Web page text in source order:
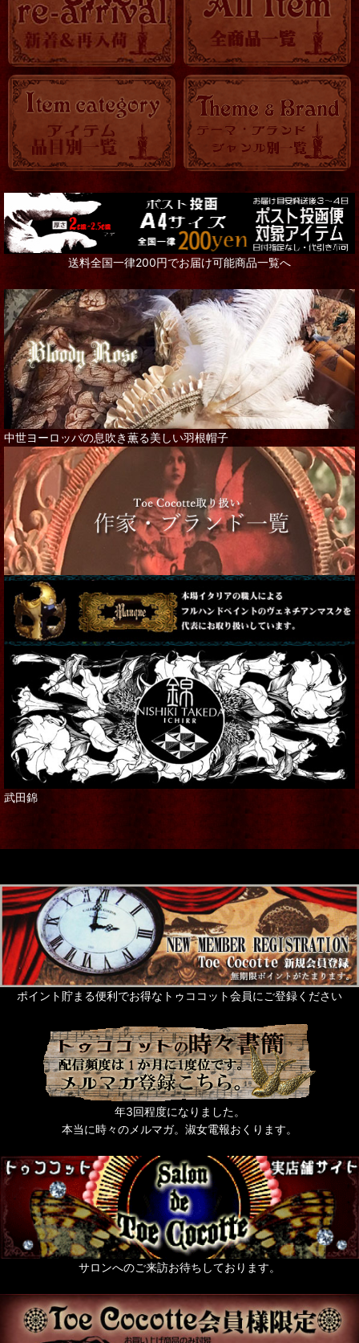
送料全国一律200円でお届け可能商品一覧へ
中世ヨーロッパの息吹き薫る美しい羽根帽子
武田錦
ポイント貯まる便利でお得なトゥココット会員にご登録ください
年3回程度になりました。
本当に時々のメルマガ。淑女電報おくります。
サロンへのご来訪お待ちしております。